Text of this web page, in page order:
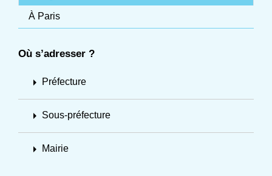
À Paris
Où s’adresser ?
arrow_right Préfecture
arrow_right Sous-préfecture
arrow_right Mairie